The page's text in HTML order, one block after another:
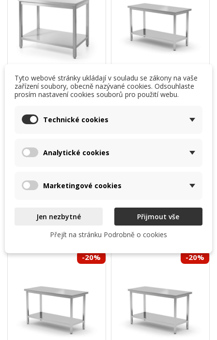
800x700 mm s policí
Ušetříte 1 284,46 Kč
6 216,80 Kč
DO KOŠÍKU
1000x700 mm s policí
DO KOŠÍKU
-20% -20%
Tyto webové stránky ukládají v souladu se zákony na vaše
zařízení soubory, obecně nazývané cookies. Odsouhlaste
prosím nastavení cookies souborů pro použití webu.
Technické cookies
Analytické cookies
Marketingové cookies
Jen nezbytné
Přijmout vše
Přejít na stránku Podrobně o cookies